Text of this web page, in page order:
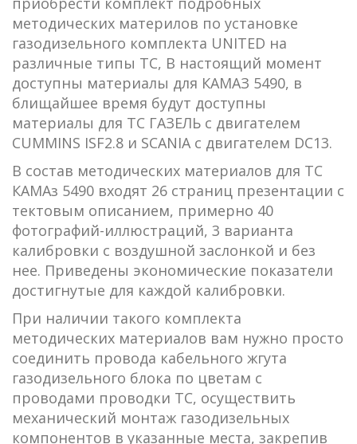
методических материлов по установке
газодизельного комплекта UNITED на
различные типы ТС, В настоящий момент
доступны материалы для КАМАЗ 5490, в
блищайшее время будут доступны
материалы для ТС ГАЗЕЛЬ с двигателем
CUMMINS ISF2.8 и SCANIA с двигателем DC13.
В состав методических материалов для ТС
КАМАз 5490 входят 26 страниц презентации с
тектовым описанием, примерно 40
фотографий-иллюстраций, 3 варианта
калибровки с воздушной заслонкой и без
нее. Приведены экономические показатели
достигнутые для каждой калибровки.
При наличии такого комплекта
методических материалов вам нужно просто
соединить провода кабельного жгута
газодизельного блока по цветам с
проводами проводки ТС, осуществить
механический монтаж газодизельных
компонентов в указанные места, закрепив